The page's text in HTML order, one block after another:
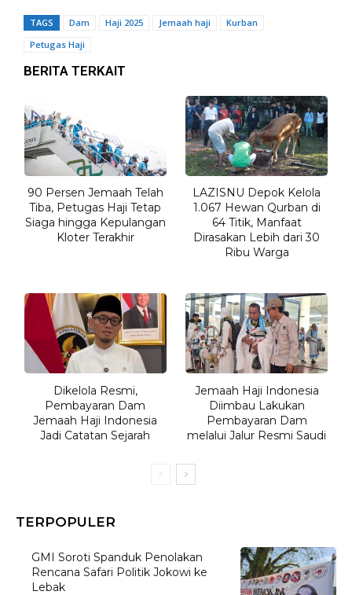
TAGS Dam Haji 2025 Jemaah haji
Kurban
Petugas Haji
BERITA TERKAIT
90 Persen Jemaah Telah
Tiba, Petugas Haji Tetap
Siaga hingga Kepulangan
Kloter Terakhir
LAZISNU Depok Kelola
1.067 Hewan Qurban di
64 Titik, Manfaat
Dirasakan Lebih dari 30
Ribu Warga
Dikelola Resmi,
Pembayaran Dam
Jemaah Haji Indonesia
Jadi Catatan Sejarah
Jemaah Haji Indonesia
Diimbau Lakukan
Pembayaran Dam
melalui Jalur Resmi Saudi
TERPOPULER
GMI Soroti Spanduk Penolakan
Rencana Safari Politik Jokowi ke
Lebak